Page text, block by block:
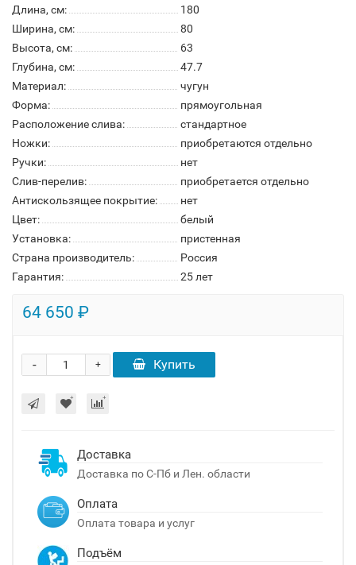
Длина, см:
180
Ширина, см:
80
Высота, см:
63
Глубина, см:
47.7
Материал:
чугун
Форма:
прямоугольная
Расположение слива:
стандартное
Ножки:
приобретаются отдельно
Ручки:
нет
Слив-перелив:
приобретается отдельно
Антискользящее покрытие:
нет
Цвет:
белый
Установка:
пристенная
Страна производитель:
Россия
Гарантия:
25 лет
64 650 ₽
+
- Купить
Доставка
Доставка по С-Пб и Лен. области
Оплата
Оплата товара и услуг
Подъём